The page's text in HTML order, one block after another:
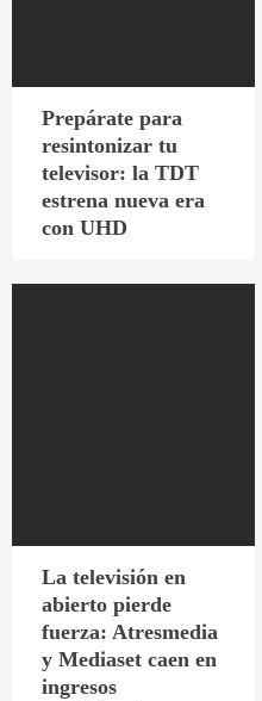
Prepárate para
resintonizar tu
televisor: la TDT
estrena nueva era
con UHD
La televisión en
abierto pierde
fuerza: Atresmedia
y Mediaset caen en
ingresos